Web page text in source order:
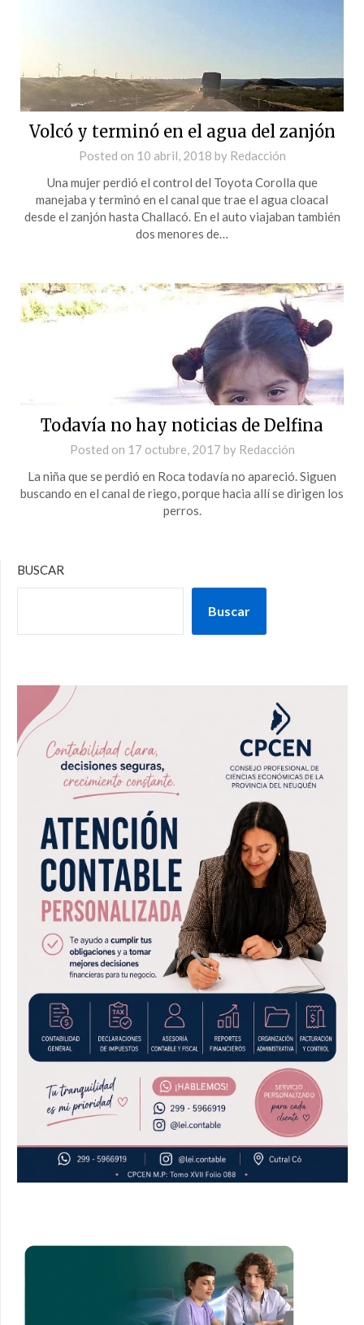
Volcó y terminó en el agua del zanjón
Posted on 10 abril, 2018 by Redacción
Una mujer perdió el control del Toyota Corolla que
manejaba y terminó en el canal que trae el agua cloacal
desde el zanjón hasta Challacó. En el auto viajaban también
dos menores de…
Todavía no hay noticias de Delfina
Posted on 17 octubre, 2017 by Redacción
La niña que se perdió en Roca todavía no apareció. Siguen
buscando en el canal de riego, porque hacia allí se dirigen los
perros.
BUSCAR
Buscar